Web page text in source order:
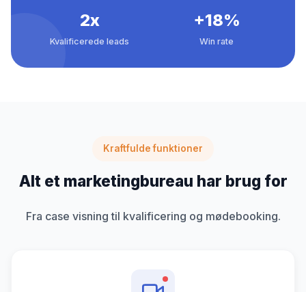
2x
Kvalificerede leads
+18%
Win rate
Kraftfulde funktioner
Alt et marketingbureau har brug for
Fra case visning til kvalificering og mødebooking.